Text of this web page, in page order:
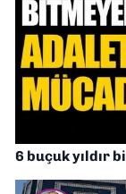
6 buçuk yıldır